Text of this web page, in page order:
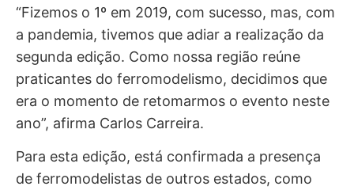
“Fizemos o 1º em 2019, com sucesso, mas, com
a pandemia, tivemos que adiar a realização da
segunda edição. Como nossa região reúne
praticantes do ferromodelismo, decidimos que
era o momento de retomarmos o evento neste
ano”, afirma Carlos Carreira.
Para esta edição, está confirmada a presença
de ferromodelistas de outros estados, como